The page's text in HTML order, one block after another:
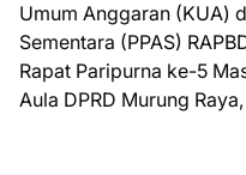
Umum Anggaran (KUA)
Sementara (PPAS)
Rapat Paripurna ke-5
Aula DPRD Murung